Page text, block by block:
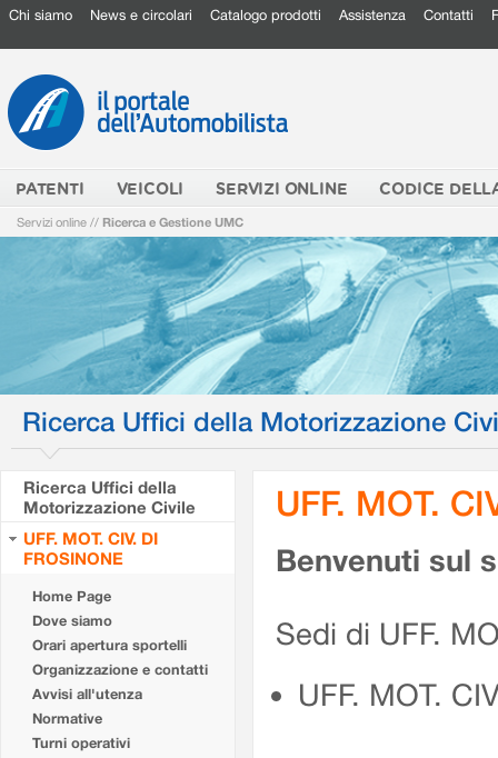
Chi siamo News e circolari Catalogo prodotti Assistenza Contatti
PATENTI VEICOLI SERVIZI ONLINE CODICE
Servizi online // Ricerca e Gestione UMC
Ricerca Uffici della Motorizzazione
Ricerca Uffici della
Motorizzazione Civile
UFF. MOT. CIV. DI
FROSINONE
Home Page
Dove siamo
Orari apertura sportelli
Organizzazione e contatti
Avvisi all'utenza
Normative
Turni operativi
UFF. MOT.
Benvenuti sul
Sedi di UFF.
UFF. MOT.